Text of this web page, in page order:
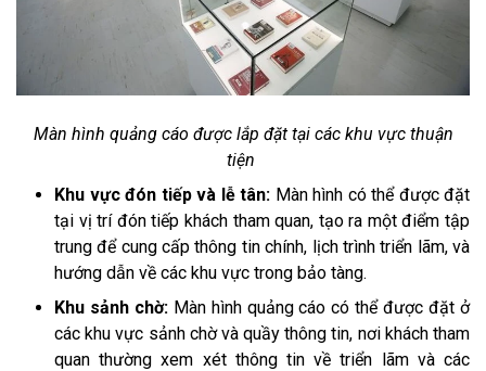
Màn hình quảng cáo được lắp đặt tại các khu vực thuận
tiện
Khu vực đón tiếp và lễ tân: Màn hình có thể được đặt
tại vị trí đón tiếp khách tham quan, tạo ra một điểm tập
trung để cung cấp thông tin chính, lịch trình triển lãm, và
hướng dẫn về các khu vực trong bảo tàng.
Khu sảnh chờ:Màn hình quảng cáo có thể được đặt ở
các khu vực sảnh chờ và quầy thông tin, nơi khách tham
quan thường xem xét thông tin về triển lãm và các